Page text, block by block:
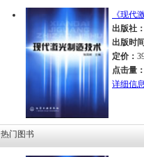
《现代
出版社
出版时
定价：
点击量
详细信
热门图书